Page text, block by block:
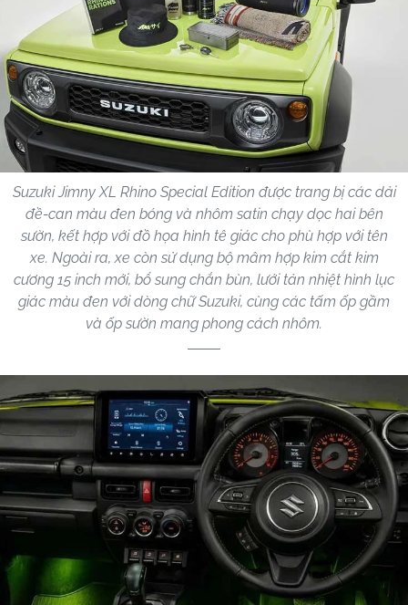
Suzuki Jimny XL Rhino Special Edition được trang bị các dải
đề-can màu đen bóng và nhôm satin chạy dọc hai bên
sườn, kết hợp với đồ họa hình tê giác cho phù hợp với tên
xe. Ngoài ra, xe còn sử dụng bộ mâm hợp kim cắt kim
cương 15 inch mới, bổ sung chắn bùn, lưới tản nhiệt hình lục
giác màu đen với dòng chữ Suzuki, cùng các tấm ốp gầm
và ốp sườn mang phong cách nhôm.